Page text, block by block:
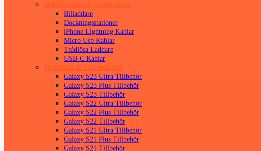
Mobilladdare & Laddkablar
Billaddare
Dockningsstationer
iPhone Lightning Kablar
Micro Usb Kablar
Trådlösa Laddare
USB-C Kablar
Galaxy S23 Ultra Tillbehör
Galaxy S23 Plus Tillbehör
Galaxy S23 Tillbehör
Galaxy S22 Ultra Tillbehör
Galaxy S22 Plus Tillbehör
Galaxy S22 Tillbehör
Galaxy S21 Ultra Tillbehör
Galaxy S21 Plus Tillbehör
Galaxy S21 Tillbehör